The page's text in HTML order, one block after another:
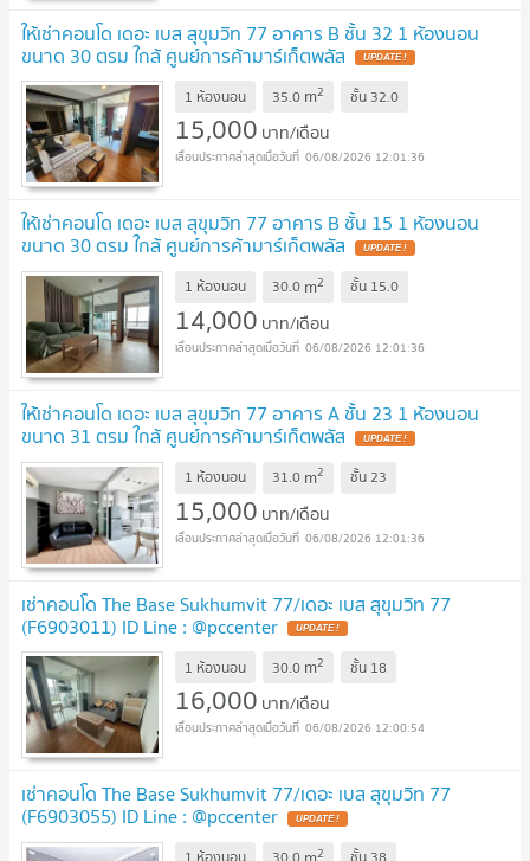
ให้เช่าคอนโด เดอะ เบส สุขุมวิท 77 อาคาร B ชั้น 32 1 ห้องนอน
ขนาด 30 ตรม ใกล้ ศูนย์การค้ามาร์เก็ตพลัส
1 ห้องนอน 35.0 m2 ชั้น 32.0
15,000 บาท/เดือน
06/08/2026 12:01:36
ให้เช่าคอนโด เดอะ เบส สุขุมวิท 77 อาคาร B ชั้น 15 1 ห้องนอน
ขนาด 30 ตรม ใกล้ ศูนย์การค้ามาร์เก็ตพลัส
1 ห้องนอน 30.0 m2 ชั้น 15.0
14,000 บาท/เดือน
06/08/2026 12:01:36
ให้เช่าคอนโด เดอะ เบส สุขุมวิท 77 อาคาร A ชั้น 23 1 ห้องนอน
ขนาด 31 ตรม ใกล้ ศูนย์การค้ามาร์เก็ตพลัส
1 ห้องนอน 31.0 m2 ชั้น23
15,000 บาท/เดือน
06/08/2026 12:01:36
เช่าคอนโด The Base Sukhumvit 77/เดอะ เบส สุขุมวิท 77
(F6903011) ID Line : @pccenter
1 ห้องนอน 30.0 m2 ชั้น 18
16,000 บาท/เดือน
06/08/2026 12:00:54
เช่าคอนโด The Base Sukhumvit 77/เดอะ เบส สุขุมวิท 77
(F6903055) ID Line : @pccenter
2